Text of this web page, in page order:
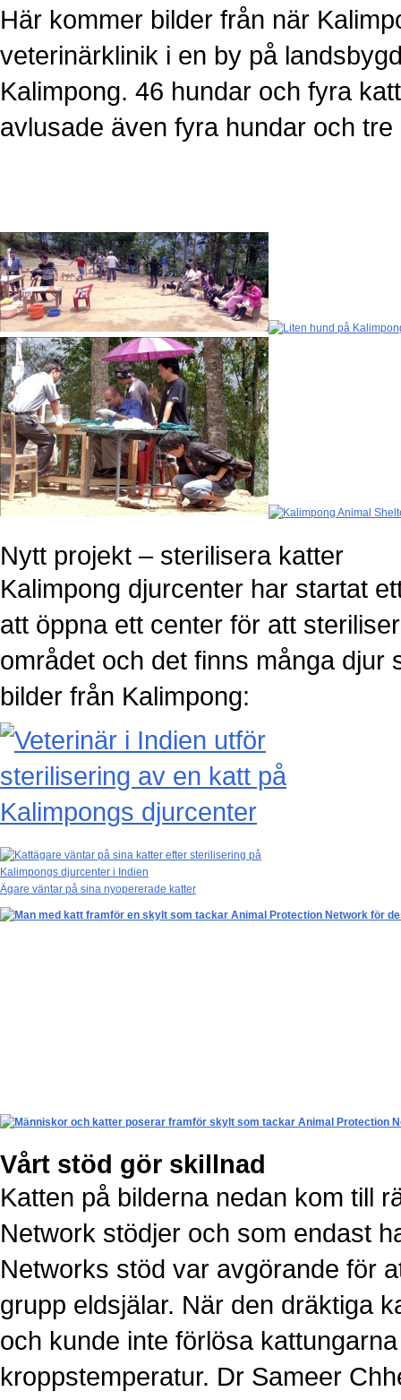
Här kommer bilder från när
veterinärklinik i en by på
Kalimpong. 46 hundar och fyra
avlusade även fyra hundar och tre
Nytt projekt – sterilisera katter
Kalimpong djurcenter har startat
att öppna ett center för att
området och det finns många djur
bilder från Kalimpong:
Ägare väntar på sina nyopererade katter
Vårt stöd gör skillnad
Katten på bilderna nedan kom till
Network stödjer och som endast
Networks stöd var avgörande för
grupp eldsjälar. När den dräktiga
och kunde inte förlösa
kroppstemperatur. Dr Sameer